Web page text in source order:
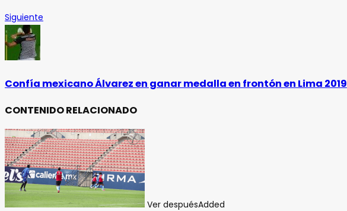
Siguiente
Confía mexicano Álvarez en ganar medalla en frontón en Lima 2019
CONTENIDO RELACIONADO
Ver despuésAdded